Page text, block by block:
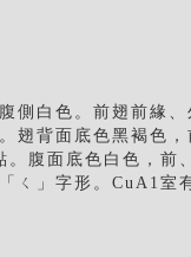
側白色。前翅前緣
翅背面底色黑褐色
。腹面底色白色，
ㄑ」字形。CuA1